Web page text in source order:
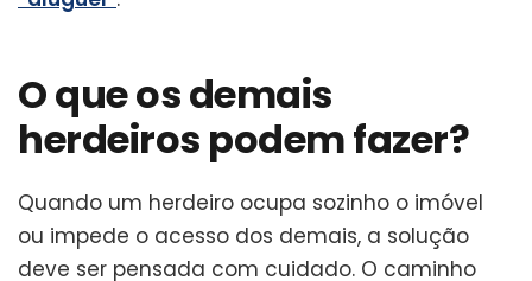
O que os demais
herdeiros podem fazer?
Quando um herdeiro ocupa sozinho o imóvel
ou impede o acesso dos demais, a solução
deve ser pensada com cuidado. O caminho